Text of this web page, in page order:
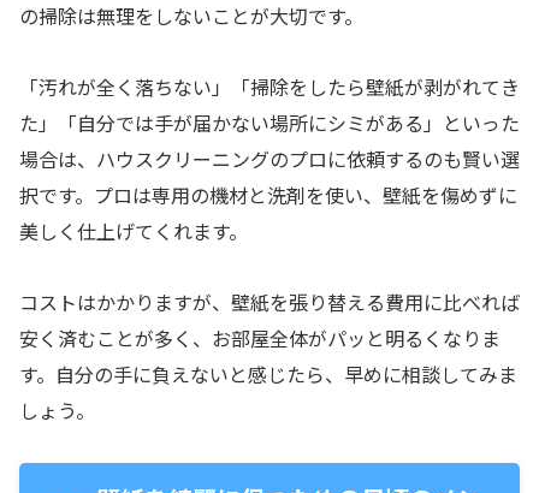
の掃除は無理をしないことが大切です。
「汚れが全く落ちない」「掃除をしたら壁紙が剥がれてき
た」「自分では手が届かない場所にシミがある」といった
場合は、ハウスクリーニングのプロに依頼するのも賢い選
択です。プロは専用の機材と洗剤を使い、壁紙を傷めずに
美しく仕上げてくれます。
コストはかかりますが、壁紙を張り替える費用に比べれば
安く済むことが多く、お部屋全体がパッと明るくなりま
す。自分の手に負えないと感じたら、早めに相談してみま
しょう。